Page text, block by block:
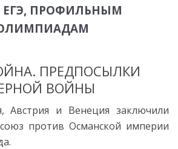
ЕГЭ, ПРОФИЛЬНЫМ
ПРЕДПОСЫЛКИ
ВОЙНЫ
Австрия и Венеция заключили
против Османской империи